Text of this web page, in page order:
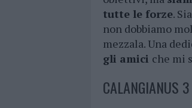
tutte le forze.
non dobbiamo
mezzala. Una
gli amici che mi
CALANGIANUS